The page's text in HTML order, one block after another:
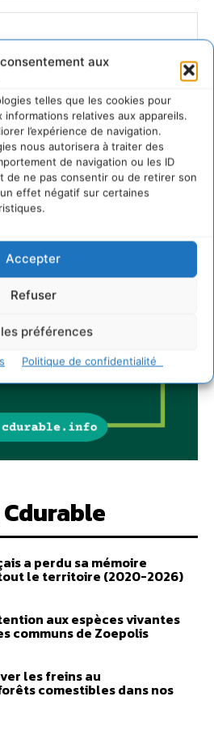
aux
telles que les cookies pour
relatives aux appareils.
l’expérience de navigation.
nous autorisera à traiter des
de navigation ou les ID
de ne pas consentir ou de retirer son
effet négatif sur certaines
Accepter
Refuser
préférences
Politique de confidentialité
a perdu sa mémoire
le territoire (2020-2026)
aux espèces vivantes
communs de Zoepolis
les freins au
comestibles dans nos